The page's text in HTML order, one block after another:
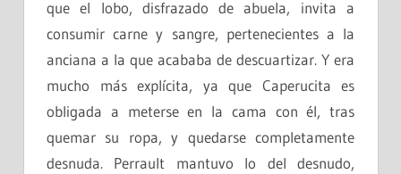
que el lobo, disfrazado de abuela, invita a
consumir carne y sangre, pertenecientes a la
anciana a la que acababa de descuartizar. Y era
mucho más explícita, ya que Caperucita es
obligada a meterse en la cama con él, tras
quemar su ropa, y quedarse completamente
desnuda. Perrault mantuvo lo del desnudo,